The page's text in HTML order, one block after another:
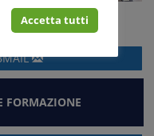
FORMAZIONE
Accetta tutti